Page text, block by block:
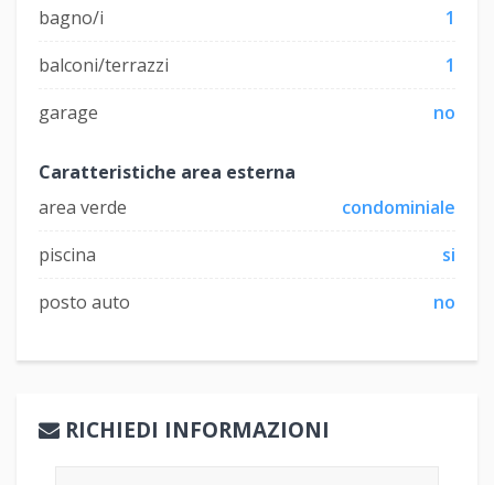
bagno/i
1
balconi/terrazzi
1
garage
no
Caratteristiche area esterna
area verde
condominiale
piscina
si
posto auto
no
RICHIEDI INFORMAZIONI